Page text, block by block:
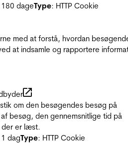
dageType: HTTP Cookie
med at forstå, hvordan
at indsamle og rapportere
om den besøgendes besøg på
besøg, den gennemsnitlige tid på
der er læst.
dagType: HTTP Cookie